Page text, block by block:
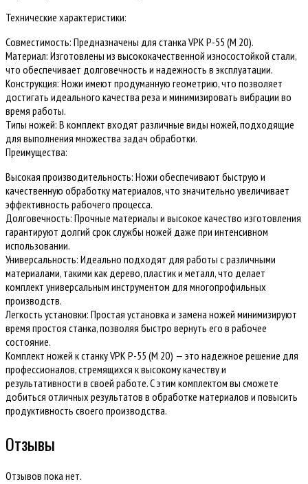
Технические характеристики:
Совместимость: Предназначены для станка VPK Р-55 (М 20).
Материал: Изготовлены из высококачественной износостойкой стали,
что обеспечивает долговечность и надежность в эксплуатации.
Конструкция: Ножи имеют продуманную геометрию, что позволяет
достигать идеального качества реза и минимизировать вибрации во
время работы.
Типы ножей: В комплект входят различные виды ножей, подходящие
для выполнения множества задач обработки.
Преимущества:
Высокая производительность: Ножи обеспечивают быструю и
качественную обработку материалов, что значительно увеличивает
эффективность рабочего процесса.
Долговечность: Прочные материалы и высокое качество изготовления
гарантируют долгий срок службы ножей даже при интенсивном
использовании.
Универсальность: Идеально подходят для работы с различными
материалами, такими как дерево, пластик и металл, что делает
комплект универсальным инструментом для многопрофильных
производств.
Легкость установки: Простая установка и замена ножей минимизируют
время простоя станка, позволяя быстро вернуть его в рабочее
состояние.
Комплект ножей к станку VPK Р-55 (М 20) — это надежное решение для
профессионалов, стремящихся к высокому качеству и
результативности в своей работе. С этим комплектом вы сможете
добиться отличных результатов в обработке материалов и повысить
продуктивность своего производства.
Отзывы
Отзывов пока нет.